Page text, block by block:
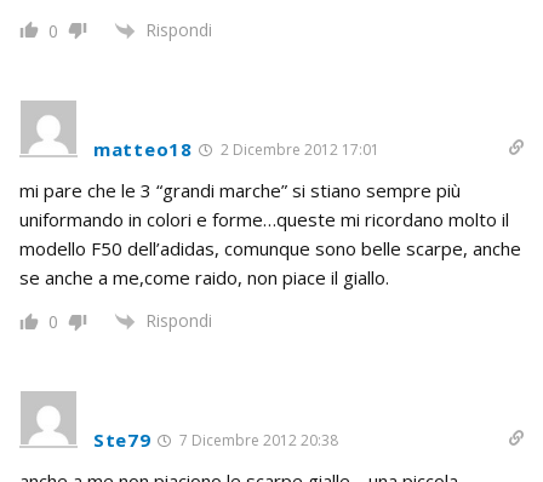
0 Rispondi
matteo18 2 Dicembre 2012 17:01
mi pare che le 3 “grandi marche” si stiano sempre più
uniformando in colori e forme…queste mi ricordano molto il
modello F50 dell’adidas, comunque sono belle scarpe, anche
se anche a me,come raido, non piace il giallo.
0 Rispondi
Ste79 7 Dicembre 2012 20:38